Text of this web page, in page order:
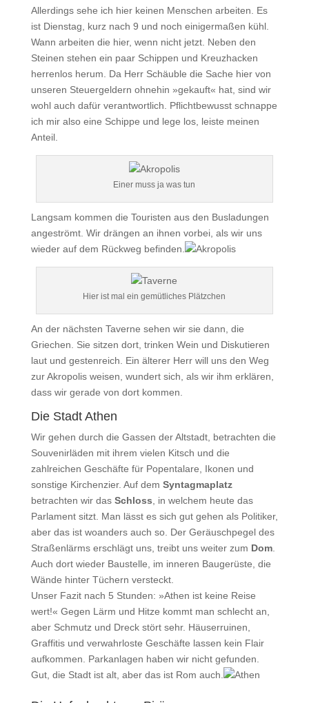
Allerdings sehe ich hier keinen Menschen arbeiten. Es
ist Dienstag, kurz nach 9 und noch einigermaßen kühl.
Wann arbeiten die hier, wenn nicht jetzt. Neben den
Steinen stehen ein paar Schippen und Kreuzhacken
herrenlos herum. Da Herr Schäuble die Sache hier von
unseren Steuergeldern ohnehin »gekauft« hat, sind wir
wohl auch dafür verantwortlich. Pflichtbewusst schnappe
ich mir also eine Schippe und lege los, leiste meinen
Anteil.
Einer muss ja was tun
Langsam kommen die Touristen aus den Busladungen
angeströmt. Wir drängen an ihnen vorbei, als wir uns
wieder auf dem Rückweg befinden.
Hier ist mal ein gemütliches Plätzchen
An der nächsten Taverne sehen wir sie dann, die
Griechen. Sie sitzen dort, trinken Wein und Diskutieren
laut und gestenreich. Ein älterer Herr will uns den Weg
zur Akropolis weisen, wundert sich, als wir ihm erklären,
dass wir gerade von dort kommen.
Die Stadt Athen
Wir gehen durch die Gassen der Altstadt, betrachten die
Souvenirläden mit ihrem vielen Kitsch und die
zahlreichen Geschäfte für Popentalare, Ikonen und
sonstige Kirchenzier. Auf dem Syntagmaplatz
betrachten wir das Schloss , in welchem heute das
Parlament sitzt. Man lässt es sich gut gehen als Politiker,
aber das ist woanders auch so. Der Geräuschpegel des
Straßenlärms erschlägt uns, treibt uns weiter zum Dom.
Auch dort wieder Baustelle, im inneren Baugerüste, die
Wände hinter Tüchern versteckt.
Unser Fazit nach 5 Stunden: »Athen ist keine Reise
wert!« Gegen Lärm und Hitze kommt man schlecht an,
aber Schmutz und Dreck stört sehr. Häuserruinen,
Graffitis und verwahrloste Geschäfte lassen kein Flair
aufkommen. Parkanlagen haben wir nicht gefunden.
Gut, die Stadt ist alt, aber das ist Rom auch.